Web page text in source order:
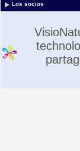
Los socios